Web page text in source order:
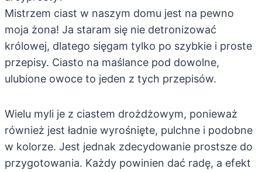
Mistrzem ciast w naszym domu jest na pewno
moja żona! Ja staram się nie detronizować
królowej, dlatego sięgam tylko po szybkie i proste
przepisy. Ciasto na maślance pod dowolne,
ulubione owoce to jeden z tych przepisów.
Wielu myli je z ciastem drożdżowym, ponieważ
również jest ładnie wyrośnięte, pulchne i podobne
w kolorze. Jest jednak zdecydowanie prostsze do
przygotowania. Każdy powinien dać radę, a efekt